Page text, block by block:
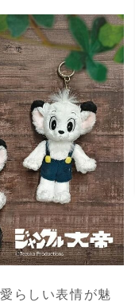
らしい表情が魅